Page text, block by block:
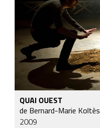
QUAI OUEST
de Bernard-Marie Koltès
2009